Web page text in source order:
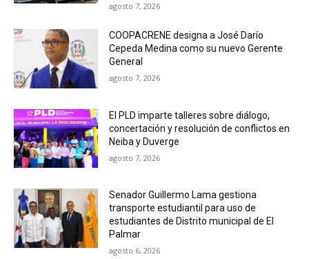
agosto 7, 2026
COOPACRENE designa a José Darío
Cepeda Medina como su nuevo Gerente
General
agosto 7, 2026
El PLD imparte talleres sobre diálogo,
concertación y resolución de conflictos en
Neiba y Duverge
agosto 7, 2026
Senador Guillermo Lama gestiona
transporte estudiantil para uso de
estudiantes de Distrito municipal de El
Palmar
agosto 6, 2026